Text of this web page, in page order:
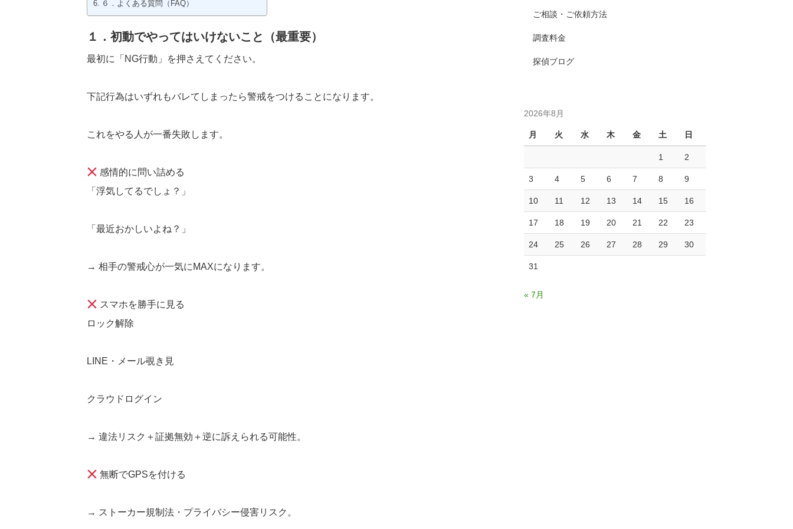
６．よくある質問（FAQ）
１．初動でやってはいけないこと（最重要）
最初に「NG行動」を押さえてください。
下記行為はいずれもバレてしまったら警戒をつけることになります。
これをやる人が一番失敗します。
感情的に問い詰める
「浮気してるでしょ？」
「最近おかしいよね？」
→ 相手の警戒心が一気にMAXになります。
スマホを勝手に見る
ロック解除
LINE・メール覗き見
クラウドログイン
→ 違法リスク＋証拠無効＋逆に訴えられる可能性。
無断でGPSを付ける
→ ストーカー規制法・プライバシー侵害リスク。
ご相談・ご依頼方法
調査料金
探偵ブログ
2026年8月
月 火 水 木 金 土 日
1 2
3 4 5 6 7 8 9
10 11 12 13 14 15 16
17 18 19 20 21 22 23
24 25 26 27 28 29 30
31
« 7月